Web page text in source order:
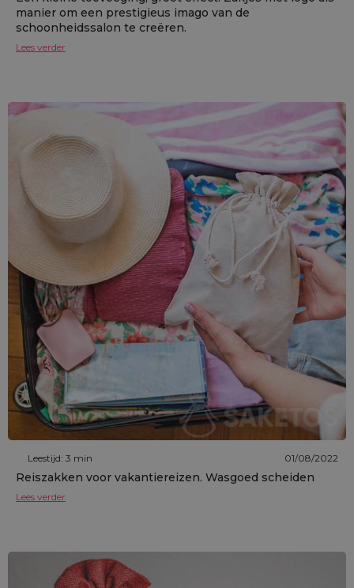
manier om een prestigieus imago van de
schoonheidssalon te creëren.
Lees verder
Leestijd: 3 min 01/08/2022
Reiszakken voor vakantiereizen. Wasgoed scheiden
Lees verder